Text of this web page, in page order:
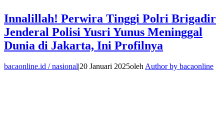
Innalillah! Perwira Tinggi Polri Brigadir
Jenderal Polisi Yusri Yunus Meninggal
Dunia di Jakarta, Ini Profilnya
bacaonline.id / nasional20 Januari 2025olehAuthor by bacaonline